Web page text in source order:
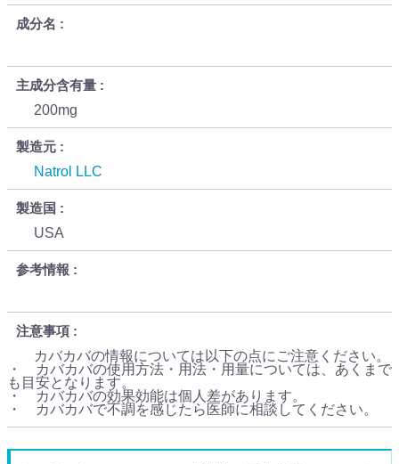
成分名
主成分含有量
200mg
製造元
Natrol LLC
製造国
USA
参考情報
注意事項
カバカバの情報については以下の点にご注意ください。
・ カバカバの使用方法・用法・用量については、あくまで
も目安となります。
・ カバカバの効果効能は個人差があります。
・ カバカバで不調を感じたら医師に相談してください。